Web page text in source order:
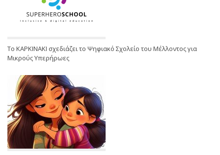
Το ΚΑΡΚΙΝΑΚΙ σχεδιάζει το Ψηφιακό Σχολείο του Μέλλοντος για
Μικρούς Υπερήρωες